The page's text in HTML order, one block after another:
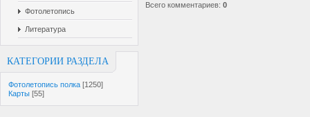
Фотолетопись
Литература
КАТЕГОРИИ РАЗДЕЛА
Фотолетопись полка [1250]
Карты [55]
Всего комментариев: 0